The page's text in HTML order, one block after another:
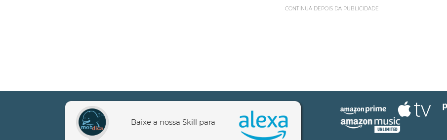
CONTINUA DEPOIS DA PUBLICIDADE
Baixe a nossa Skill para